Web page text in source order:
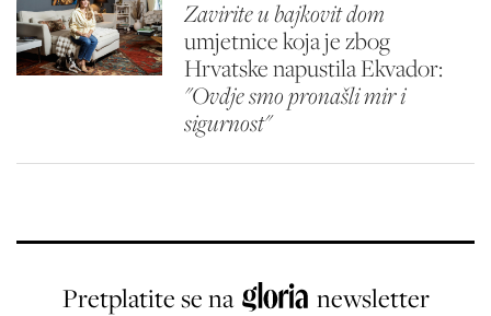
Zavirite u bajkovit dom
umjetnice koja je zbog
Hrvatske napustila Ekvador:
"Ovdje smo pronašli mir i
sigurnost"
Pretplatite se na newsletter